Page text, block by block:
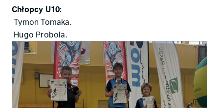
Chłopcy U10:
Tymon Tomaka,
Hugo Probola.